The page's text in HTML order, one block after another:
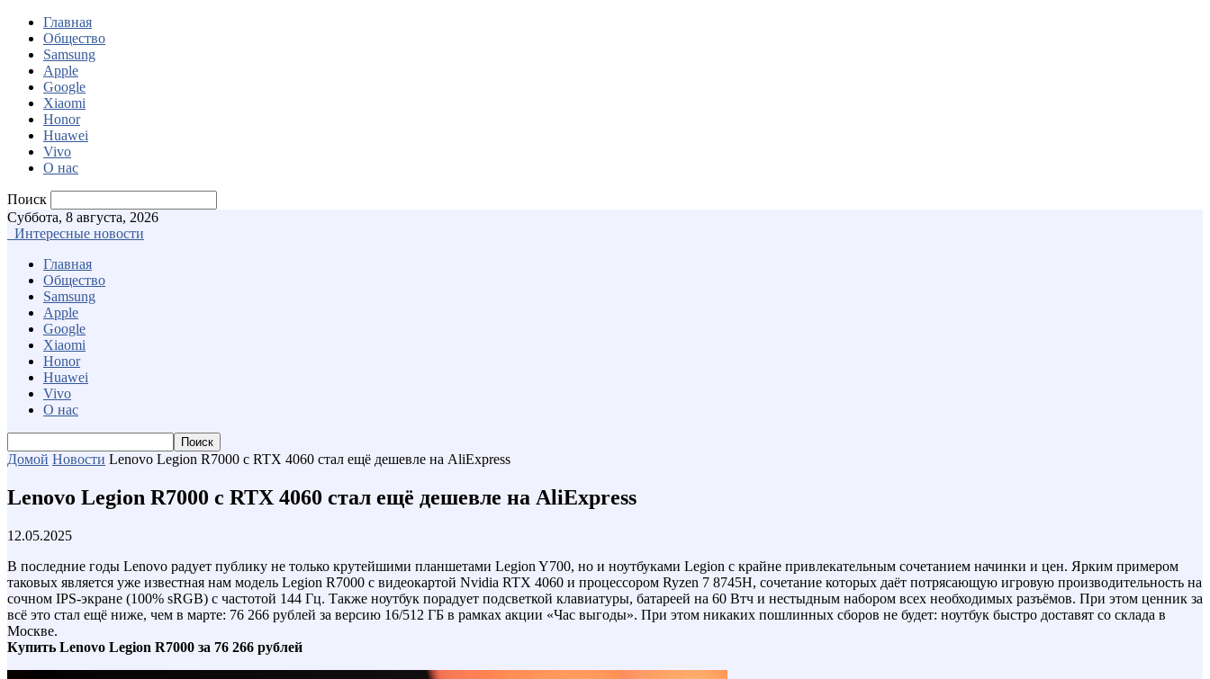
Главная
Общество
Samsung
Apple
Google
Xiaomi
Honor
Huawei
Vivo
О нас
Поиск
Суббота, 8 августа, 2026
Интересные новости
Главная
Общество
Samsung
Apple
Google
Xiaomi
Honor
Huawei
Vivo
О нас
Домой Новости Lenovo Legion R7000 с RTX 4060 стал ещё дешевле на AliExpress
Lenovo Legion R7000 с RTX 4060 стал ещё дешевле на AliExpress
12.05.2025
В последние годы Lenovo радует публику не только крутейшими планшетами Legion Y700, но и ноутбуками Legion с крайне привлекательным сочетанием начинки и цен. Ярким примером
таковых является уже известная нам модель Legion R7000 с видеокартой Nvidia RTX 4060 и процессором Ryzen 7 8745H, сочетание которых даёт потрясающую игровую производительность на
сочном IPS-экране (100% sRGB) с частотой 144 Гц. Также ноутбук порадует подсветкой клавиатуры, батареей на 60 Втч и нестыдным набором всех необходимых разъёмов. При этом ценник за
всё это стал ещё ниже, чем в марте: 76 266 рублей за версию 16/512 ГБ в рамках акции «Час выгоды». При этом никаких пошлинных сборов не будет: ноутбук быстро доставят со склада в
Москве.
Купить Lenovo Legion R7000 за 76 266 рублей